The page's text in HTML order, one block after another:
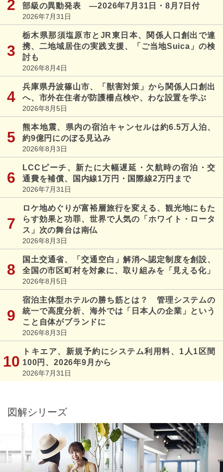
部級の異動発表 ―2026年7月31日・8月7日付
2026年7月31日
栃木県那須塩原市とJR東日本、関係人口創出で連
携、二地域居住の実践支援、「ご当地Suica」の検
討も
2026年8月4日
兵庫県丹波篠山市、「獣害対策」から関係人口創出
へ、市外在住者が防護柵点検や、わな設置を学ぶ
2026年8月5日
熊本地震、県内の宿泊キャンセルは約6.5万人泊、
約9億円にのぼる見込み
2026年8月3日
LCCピーチ、新たに大幅遅延・欠航時の宿泊・交
通費を補償、国内線1万円・国際線2万円まで
2026年7月31日
ロケ地めぐりが富裕層旅行を変える、観光地にもた
らす効果と功罪、世界で人気の「ホワイト・ロータ
ス」次の舞台は南仏
2026年8月3日
国土交通省、「交通空白」解消へ認定制度を創設、
全国の市区町村を対象に、取り組みを「見える化」
2026年8月5日
宿泊主体型ホテルの勝ち筋とは？ 管理システムの
統一で高度分析、海外では「日本人の企業」という
こと自体がブランドに
2026年8月3日
トキエア、新規予約にシステム利用料、1人1区間
100円、2026年9月から
2026年7月31日
図解シリーズ